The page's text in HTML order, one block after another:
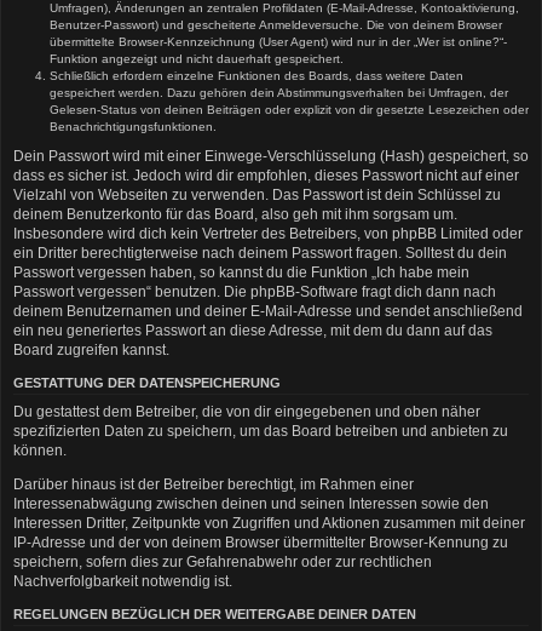
Umfragen), Änderungen an zentralen Profildaten (E-Mail-Adresse, Kontoaktivierung,
Benutzer-Passwort) und gescheiterte Anmeldeversuche. Die von deinem Browser
übermittelte Browser-Kennzeichnung (User Agent) wird nur in der „Wer ist online?“-
Funktion angezeigt und nicht dauerhaft gespeichert.
Schließlich erfordern einzelne Funktionen des Boards, dass weitere Daten
gespeichert werden. Dazu gehören dein Abstimmungsverhalten bei Umfragen, der
Gelesen-Status von deinen Beiträgen oder explizit von dir gesetzte Lesezeichen oder
Benachrichtigungsfunktionen.
Dein Passwort wird mit einer Einwege-Verschlüsselung (Hash) gespeichert, so
dass es sicher ist. Jedoch wird dir empfohlen, dieses Passwort nicht auf einer
Vielzahl von Webseiten zu verwenden. Das Passwort ist dein Schlüssel zu
deinem Benutzerkonto für das Board, also geh mit ihm sorgsam um.
Insbesondere wird dich kein Vertreter des Betreibers, von phpBB Limited oder
ein Dritter berechtigterweise nach deinem Passwort fragen. Solltest du dein
Passwort vergessen haben, so kannst du die Funktion „Ich habe mein
Passwort vergessen“ benutzen. Die phpBB-Software fragt dich dann nach
deinem Benutzernamen und deiner E-Mail-Adresse und sendet anschließend
ein neu generiertes Passwort an diese Adresse, mit dem du dann auf das
Board zugreifen kannst.
GESTATTUNG DER DATENSPEICHERUNG
Du gestattest dem Betreiber, die von dir eingegebenen und oben näher
spezifizierten Daten zu speichern, um das Board betreiben und anbieten zu
können.
Darüber hinaus ist der Betreiber berechtigt, im Rahmen einer
Interessenabwägung zwischen deinen und seinen Interessen sowie den
Interessen Dritter, Zeitpunkte von Zugriffen und Aktionen zusammen mit deiner
IP-Adresse und der von deinem Browser übermittelter Browser-Kennung zu
speichern, sofern dies zur Gefahrenabwehr oder zur rechtlichen
Nachverfolgbarkeit notwendig ist.
REGELUNGEN BEZÜGLICH DER WEITERGABE DEINER DATEN